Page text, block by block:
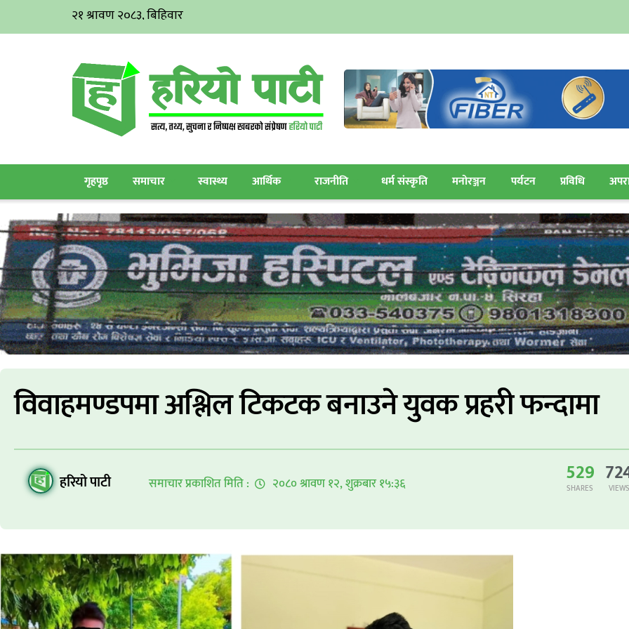
गृहपृष्ठ समाचार स्वास्थ्य आर्थिक राजनीति धर्म संस्कृति मनोरञ्जन पर्यटन प्रविधि
विवाहमण्डपमा अश्लिल टिकटक बनाउने युवक प्रहरी फन्दामा
हरियो पाटी समाचार प्रकाशित मिति : २०८० श्रावण १२, शुक्रबार १५:३६ 529
SHARES VIEWS